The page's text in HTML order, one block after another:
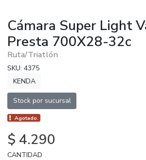
Cámara Super Light
Presta 700X28-32c
Ruta/Triatlón
SKU: 4375
KENDA
Stock por sucursal
Agotado.
$ 4.290
CANTIDAD